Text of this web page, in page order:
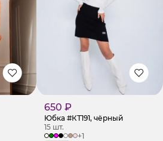
650 ₽
Юбка #КТ191, чёрный
15 шт.
+1